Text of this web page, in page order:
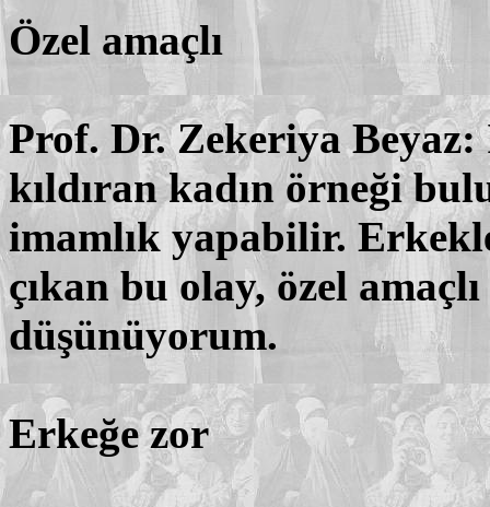
Özel amaçlı
Prof. Dr. Zekeriya Beyaz:
kıldıran kadın örneği
imamlık yapabilir.
çıkan bu olay, özel
düşünüyorum.
Erkeğe zor